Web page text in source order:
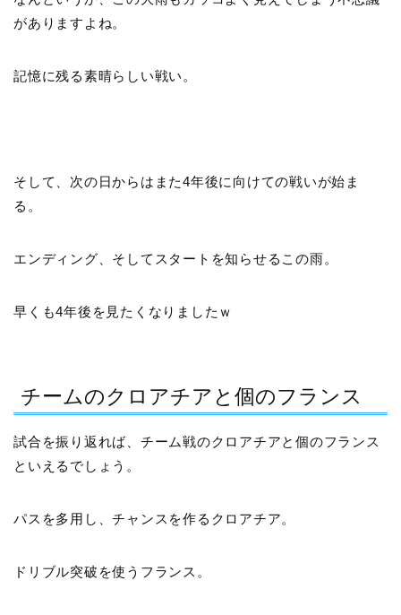
がありますよね。
記憶に残る素晴らしい戦い。
そして、次の日からはまた4年後に向けての戦いが始ま
る。
エンディング、そしてスタートを知らせるこの雨。
早くも4年後を見たくなりましたｗ
チームのクロアチアと個のフランス
試合を振り返れば、チーム戦のクロアチアと個のフランス
といえるでしょう。
パスを多用し、チャンスを作るクロアチア。
ドリブル突破を使うフランス。